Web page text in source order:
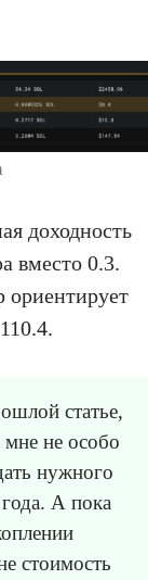
доходность
вместо 0.3.
ориентирует
статье,
мне не особо
нужного
А пока
стоимость